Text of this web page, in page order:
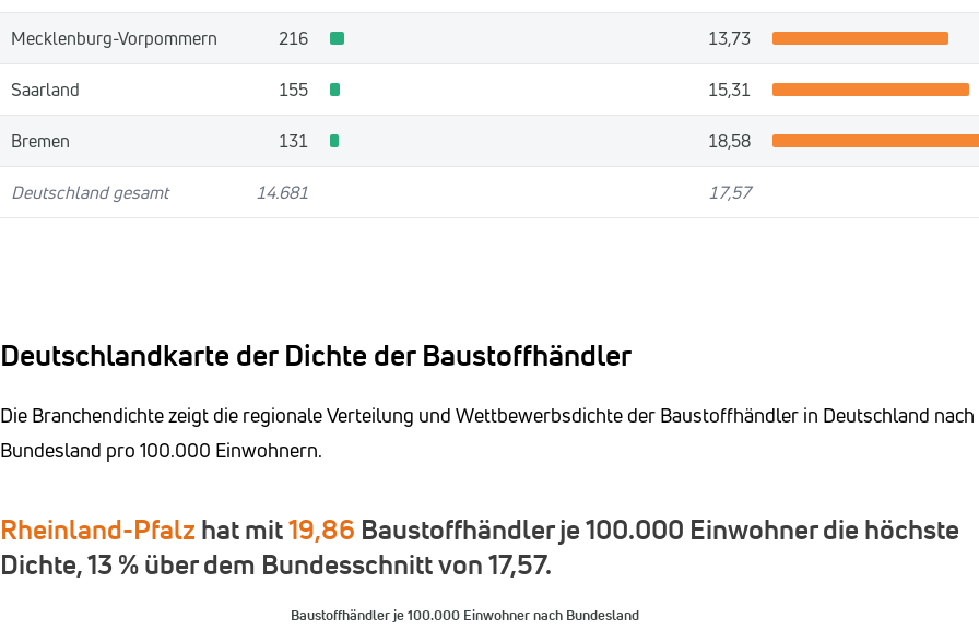
Mecklenburg-Vorpommern 216 13,73
Saarland 155 15,31
Bremen 131 18,58
Deutschland gesamt 14.681 17,57
Deutschlandkarte der Dichte der Baustoffhändler
Die Branchendichte zeigt die regionale Verteilung und Wettbewerbsdichte der Baustoffhändler in Deutschland nach
Bundesland pro 100.000 Einwohnern.
Rheinland-Pfalzhat mit19,86 Baustoffhändler je 100.000 Einwohner die höchste
Dichte, 13 % über dem Bundesschnitt von 17,57.
Baustoffhändler je 100.000 Einwohner nach Bundesland